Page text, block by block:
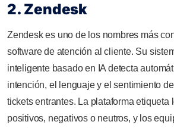
2. Zendesk
Zendesk es uno de los nombres más
software de atención al cliente. Su
inteligente basado en IA detecta
intención, el lenguaje y el sentimiento
tickets entrantes. La plataforma etiqueta
positivos, negativos o neutros, y los